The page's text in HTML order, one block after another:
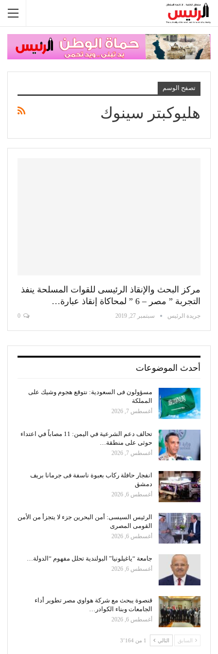
تصفح الوسم
هليوكبتر سينوك
مركز البحث والإنقاذ الرئيسى للقوات المسلحة ينفذ
التجربة ” مصر – 6 ” لمحاكاة إنقاذ عبارة…
جريدة الرئيس سبتمبر 27, 2019
أحدث الموضوعات
مسؤولون فى السعودية: نتوقع هجوم وشيك على
المملكة
أغسطس 7, 2026
تحالف دعم الشرعية في اليمن: 11 مصاباً في اعتداء
حوثى على منطقة…
أغسطس 7, 2026
انفجار حافلة ركاب بعبوة ناسفة فى جرمانا بريف
دمشق
أغسطس 6, 2026
الرئيس السيسى: أمن البحرين جزء لا يتجزأ من الأمن
القومى المصرى
أغسطس 6, 2026
جامعة “ياغيلونيا” البولندية تحلل مفهوم “الدولة…
أغسطس 6, 2026
قنصوة يبحث مع شركة هواوي مصر تطوير أداء
الجامعات وبناء الكوادر…
أغسطس 6, 2026
السابق التالي 1 من 3٬164